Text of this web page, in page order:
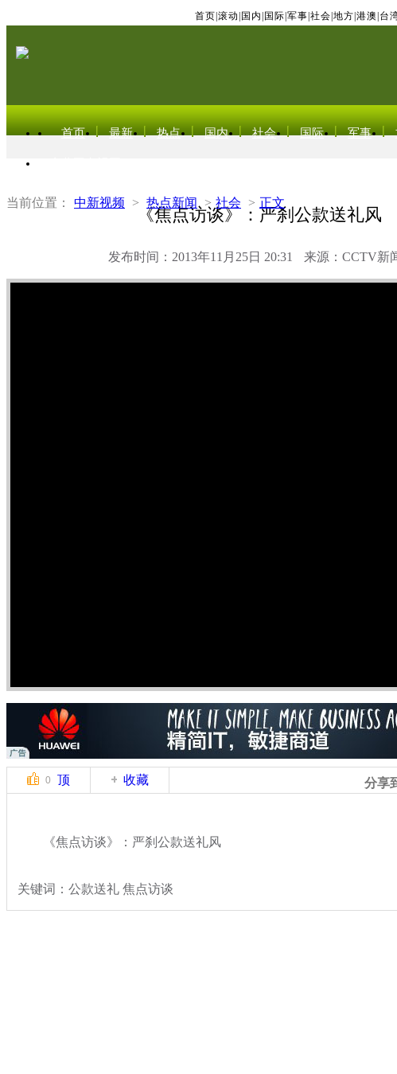
首页 滚动 国内 国际 军事 社会 地方 港澳 台
首页 最新 热点 国内 社会 国际 军事
当前位置： 中新视频 > 热点新闻 > 社会 > 正文
《焦点访谈》：严刹公款送礼风
发布时间：2013年11月25日 20:31 来源：CCTV新
0 顶 收藏 分享
《焦点访谈》：严刹公款送礼风
关键词：公款送礼 焦点访谈